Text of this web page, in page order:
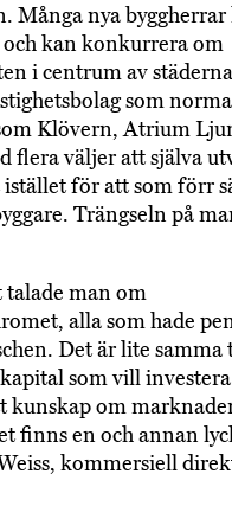
Många nya
kan konkurrera om
i centrum av
som
Klövern, Atrium
flera väljer att själva
för att som förr
Trängseln på
talade man om
alla som hade
Det är lite samma
som vill
kunskap om
finns en och annan
kommersiell